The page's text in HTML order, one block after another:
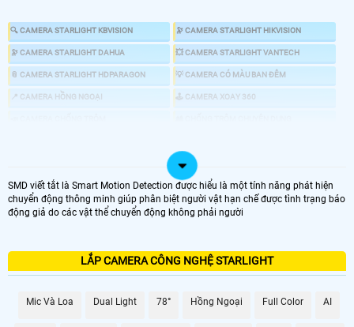
🔍 CAMERA STARLIGHT KBVISION 🔭 CAMERA STARLIGHT HIKVISION
🔭 CAMERA STARLIGHT DAHUA 💥 CAMERA STARLIGHT VANTECH
📎 CAMERA STARLIGHT HDPARAGON 💡 CAMERA CÓ MÀU BAN ĐÊM
📍 CAMERA HỒNG NGOẠI 🕹 CAMERA XOAY 360
🌜 TÌM HIỂU VỀ CMAERA STARLIGHT
ảnh màu sắc tương tự như ban ngày mà không cần phải có đèn chiếu sáng
hổ trợ.Camera starlightnên dùng cho những công trình làm việc ban đêm
SMD viết tắt là Smart Motion Detection được hiểu là một tính năng phát hiện
chuyển động thông minh giúp phân biệt người vật hạn chế được tình trạng báo
động giả do các vật thể chuyển động không phải người
LẮP CAMERA CÔNG NGHỆ STARLIGHT
Mic Và Loa Dual Light 78° Hồng Ngoại Full Color AI